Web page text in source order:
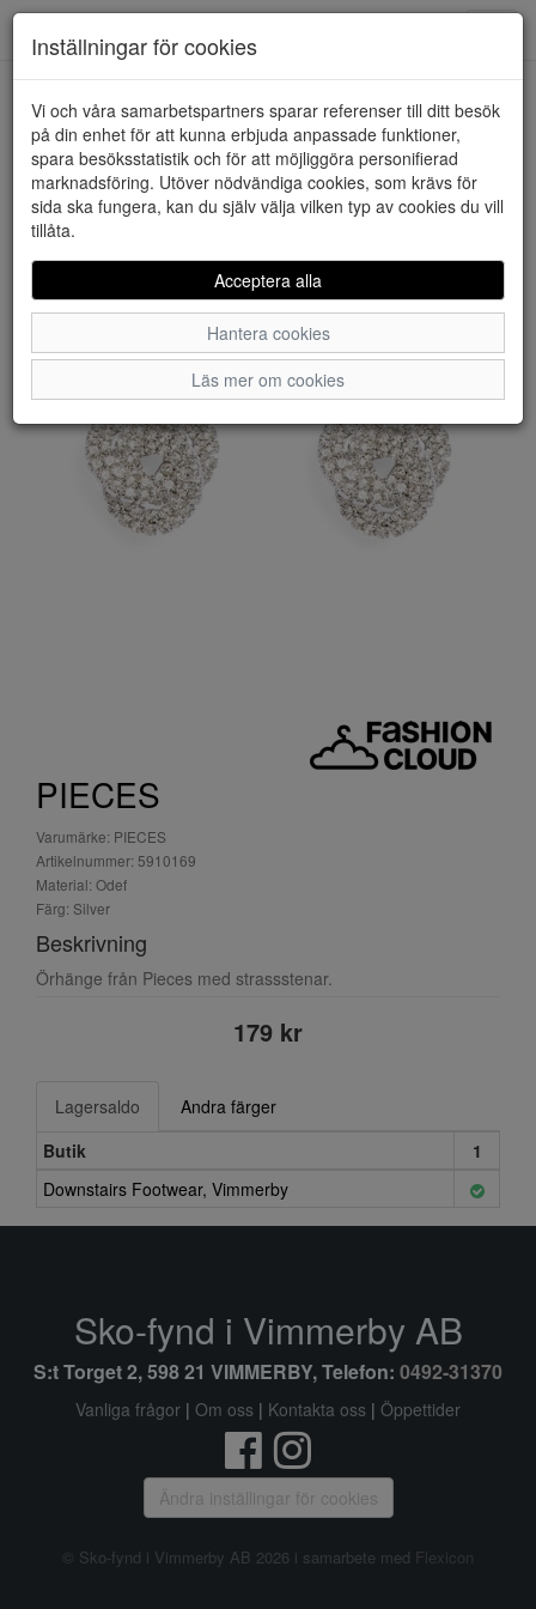
HEM PIECES
PIECES
Varumärke: PIECES
Artikelnummer: 5910169
Material: Odef
Färg: Silver
Beskrivning
Örhänge från Pieces med strassstenar.
179 kr
Lagersaldo
Andra färger
Butik
1
Downstairs Footwear, Vimmerby
Inställningar för cookies
Vi och våra samarbetspartners sparar referenser till ditt besök
på din enhet för att kunna erbjuda anpassade funktioner,
spara besöksstatistik och för att möjliggöra personifierad
marknadsföring. Utöver nödvändiga cookies, som krävs för
sida ska fungera, kan du själv välja vilken typ av cookies du vill
tillåta.
Acceptera alla
Hantera cookies
Läs mer om cookies
Sko-fynd i Vimmerby AB
S:t Torget 2, 598 21 VIMMERBY, Telefon: 0492-31370
Vanliga frågor | Om oss | Kontakta oss | Öppettider
Ändra inställingar för cookies
© Sko-fynd i Vimmerby AB 2026 i samarbete med Flexicon